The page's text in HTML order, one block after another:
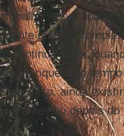
alheio
fonte que é o
continuaMarx,
de riqueza, o
caso, ainda
antes ou depois